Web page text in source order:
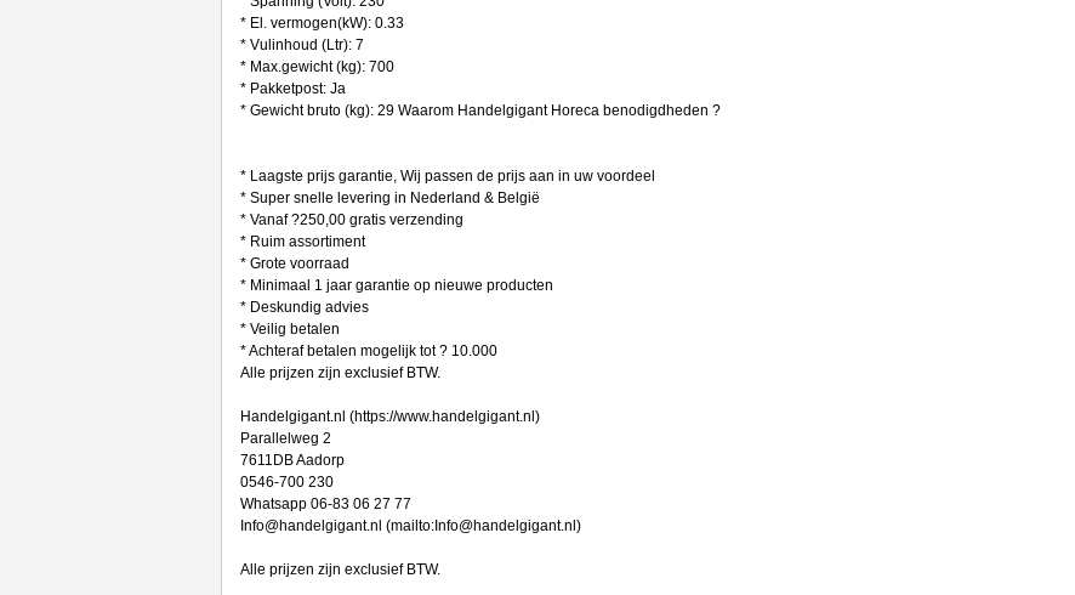
* El. vermogen(kW): 0.33
* Vulinhoud (Ltr): 7
* Max.gewicht (kg): 700
* Pakketpost: Ja
* Gewicht bruto (kg): 29 Waarom Handelgigant Horeca benodigdheden ?
* Laagste prijs garantie, Wij passen de prijs aan in uw voordeel
* Super snelle levering in Nederland & België
* Vanaf ?250,00 gratis verzending
* Ruim assortiment
* Grote voorraad
* Minimaal 1 jaar garantie op nieuwe producten
* Deskundig advies
* Veilig betalen
* Achteraf betalen mogelijk tot ? 10.000
Alle prijzen zijn exclusief BTW.
Handelgigant.nl (https://www.handelgigant.nl)
Parallelweg 2
7611DB Aadorp
0546-700 230
Whatsapp 06-83 06 27 77
Info@handelgigant.nl (mailto:Info@handelgigant.nl)
Alle prijzen zijn exclusief BTW.